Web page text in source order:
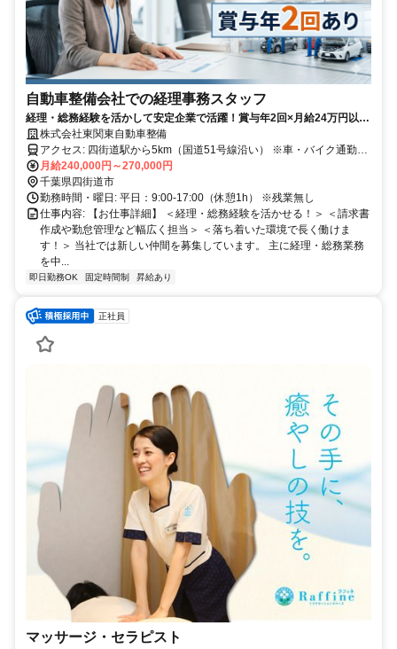
自動車整備会社での経理事務スタッフ
経理・総務経験を活かして安定企業で活躍！賞与年2回×月給24万円以上
スタート◎残業ほぼなし／週休2日制
株式会社東関東自動車整備
アクセス: 四街道駅から5km（国道51号線沿い） ※車・バイク通勤
OK！ ※駐車場完備
月給240,000円～270,000円
千葉県四街道市
勤務時間・曜日: 平日：9:00-17:00（休憩1h） ※残業無し
仕事内容: 【お仕事詳細】 ＜経理・総務経験を活かせる！＞ ＜請求書
作成や勤怠管理など幅広く担当＞ ＜落ち着いた環境で長く働けま
す！＞ 当社では新しい仲間を募集しています。 主に経理・総務業務
を中...
即日勤務OK 固定時間制 昇給あり
正社員
マッサージ・セラピスト